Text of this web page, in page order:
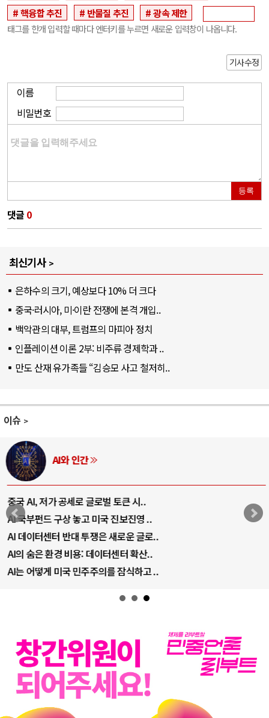
핵융합 추진
반물질 추진 광속 제한
태그를 한개 입력할 때마다 엔터키를 누르면 새로운 입력창이 나옵니다.
기사수정
이름
비밀번호
등록
댓글 0
최신기사
은하수의 크기, 예상보다 10% 더 크다
중국·러시아, 미·이란 전쟁에 본격 개입..
백악관의 대부, 트럼프의 마피아 정치
인플레이션 이론 2부: 비주류 경제학과 ..
만도 산재 유가족들 “김승모 사고 철저히..
이슈
AI와 인간
중국 AI, 저가 공세로 글로벌 토큰 시..
AI 국부펀드 구상 놓고 미국 진보진영 ..
AI 데이터센터 반대 투쟁은 새로운 글로..
AI의 숨은 환경 비용: 데이터센터 확산..
AI는 어떻게 미국 민주주의를 잠식하고 ..